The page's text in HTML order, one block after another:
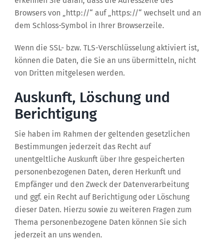
Browsers von „http://“ auf „https://“ wechselt und an
dem Schloss-Symbol in Ihrer Browserzeile.
Wenn die SSL- bzw. TLS-Verschlüsselung aktiviert ist,
können die Daten, die Sie an uns übermitteln, nicht
von Dritten mitgelesen werden.
Auskunft, Löschung und
Berichtigung
Sie haben im Rahmen der geltenden gesetzlichen
Bestimmungen jederzeit das Recht auf
unentgeltliche Auskunft über Ihre gespeicherten
personenbezogenen Daten, deren Herkunft und
Empfänger und den Zweck der Datenverarbeitung
und ggf. ein Recht auf Berichtigung oder Löschung
dieser Daten. Hierzu sowie zu weiteren Fragen zum
Thema personenbezogene Daten können Sie sich
jederzeit an uns wenden.